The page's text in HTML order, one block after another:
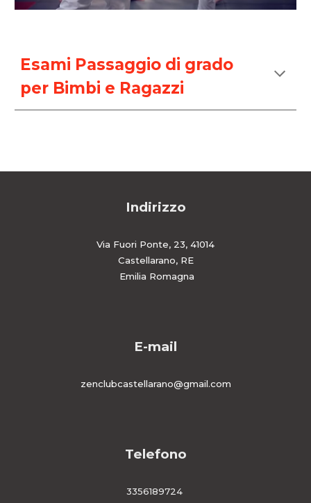
Esami Passaggio di grado
per Bimbi e Ragazzi
Indirizzo
Via Fuori Ponte, 23, 41014
Castellarano, RE
Emilia Romagna
E-mail
zenclubcastellarano@gmail.com
Telefono
3356189724